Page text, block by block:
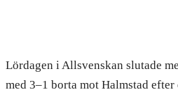
Lördagen i Allsvenskan slutade
med 3–1 borta mot Halmstad